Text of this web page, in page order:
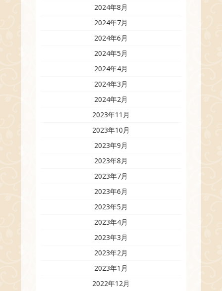
2024年8月
2024年7月
2024年6月
2024年5月
2024年4月
2024年3月
2024年2月
2023年11月
2023年10月
2023年9月
2023年8月
2023年7月
2023年6月
2023年5月
2023年4月
2023年3月
2023年2月
2023年1月
2022年12月